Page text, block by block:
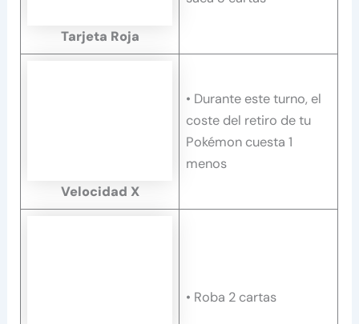
Tarjeta Roja
Velocidad X
• Durante este turno, el
coste del retiro de tu
Pokémon cuesta 1
menos
• Roba 2 cartas